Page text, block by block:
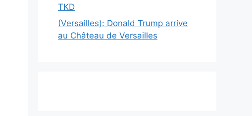
TKD
(Versailles): Donald Trump arrive
au Château de Versailles